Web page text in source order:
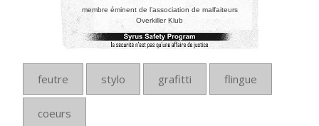
membre éminent de l’association de malfaiteurs
Overkiller Klub
feutre stylo grafitti flingue
coeurs